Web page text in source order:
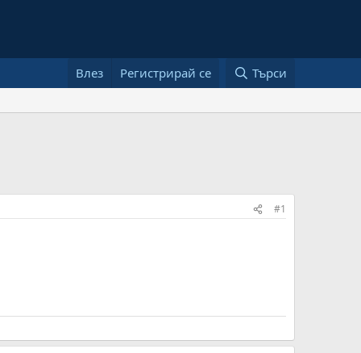
Влез Регистрирай се Търси
#1